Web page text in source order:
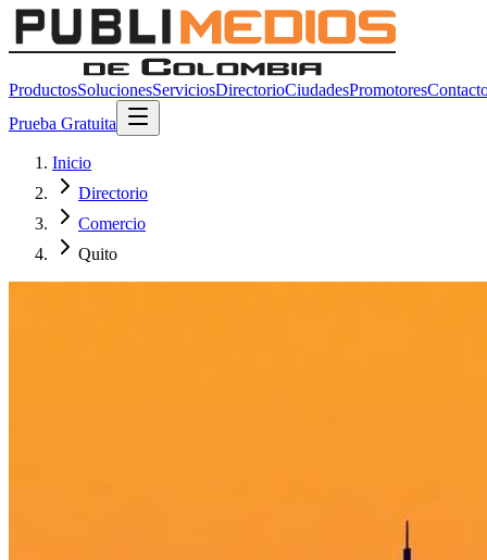
ProductosSolucionesServiciosDirectorioCiudadesPromotores
Prueba Gratuita
Inicio
Directorio
Comercio
Quito